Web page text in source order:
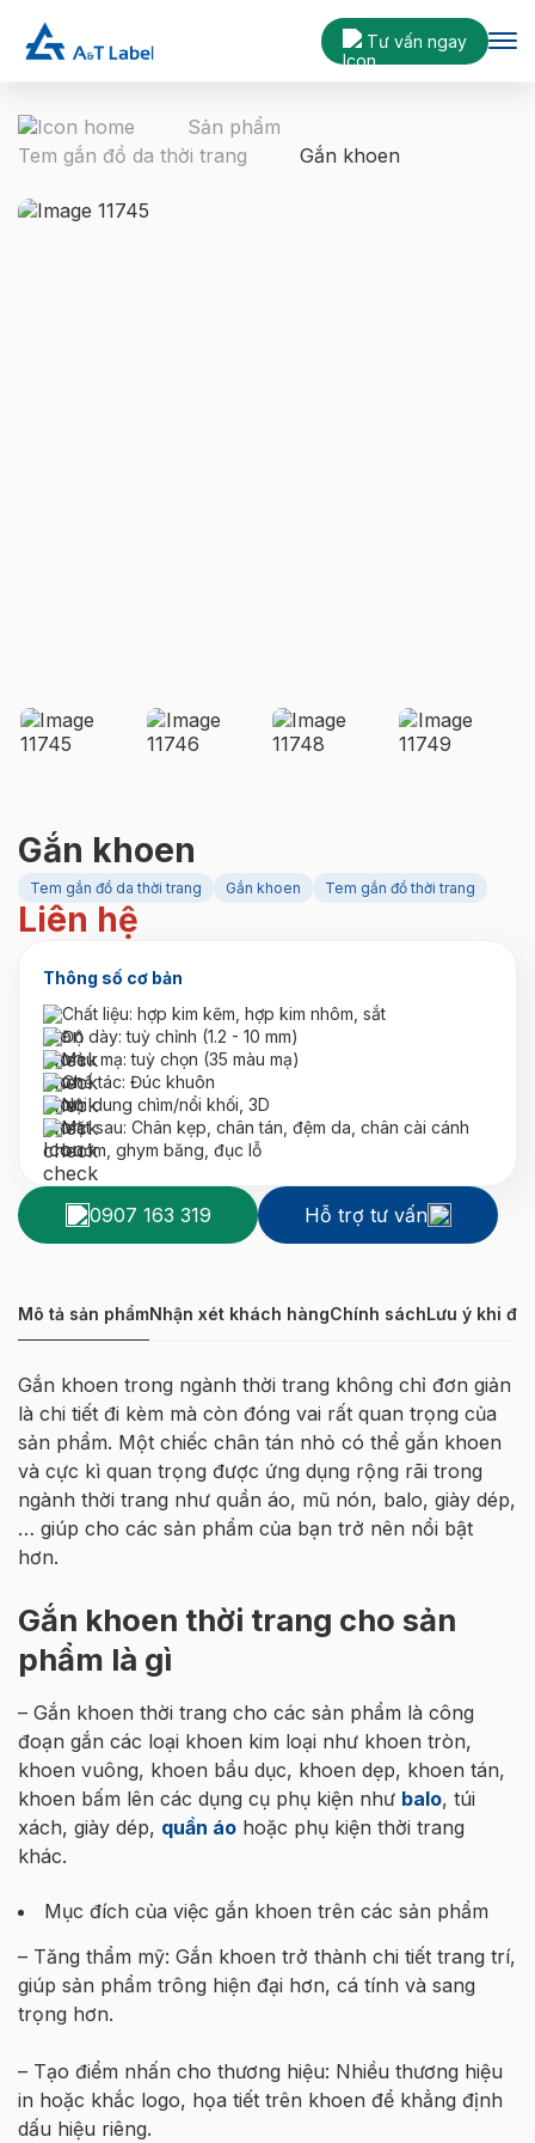
Tư vấn ngay
Sản phẩm
Tem gắn đồ da thời trang
Gắn khoen
Gắn khoen
Tem gắn đồ da thời trang Gắn khoen Tem gắn đồ thời trang
Liên hệ
Thông số cơ bản
Chất liệu: hợp kim kẽm, hợp kim nhôm, sắt
Độ dày: tuỳ chỉnh (1.2 - 10 mm)
Màu mạ: tuỳ chọn (35 màu mạ)
Chế tác: Đúc khuôn
Nội dung chìm/nổi khối, 3D
Mặt sau: Chân kẹp, chân tán, đệm da, chân cài cánh
bướm, ghym băng, đục lỗ
0907 163 319 Hỗ trợ tư vấn
Mô tả sản phẩmNhận xét khách hàngChính sáchLưu ý khi
Gắn khoen trong ngành thời trang không chỉ đơn giản
là chi tiết đi kèm mà còn đóng vai rất quan trọng của
sản phẩm. Một chiếc chân tán nhỏ có thể gắn khoen
và cực kì quan trọng được ứng dụng rộng rãi trong
ngành thời trang như quần áo, mũ nón, balo, giày dép,
… giúp cho các sản phẩm của bạn trở nên nổi bật
hơn.
Gắn khoen thời trang cho sản
phẩm là gì
– Gắn khoen thời trang cho các sản phẩm là công
đoạn gắn các loại khoen kim loại như khoen tròn,
khoen vuông, khoen bầu dục, khoen dẹp, khoen tán,
khoen bấm lên các dụng cụ phụ kiện như balo, túi
xách, giày dép, quần áo hoặc phụ kiện thời trang
khác.
Mục đích của việc gắn khoen trên các sản phẩm
– Tăng thẩm mỹ: Gắn khoen trở thành chi tiết trang trí,
giúp sản phẩm trông hiện đại hơn, cá tính và sang
trọng hơn.
– Tạo điểm nhấn cho thương hiệu: Nhiều thương hiệu
in hoặc khắc logo, họa tiết trên khoen để khẳng định
dấu hiệu riêng.